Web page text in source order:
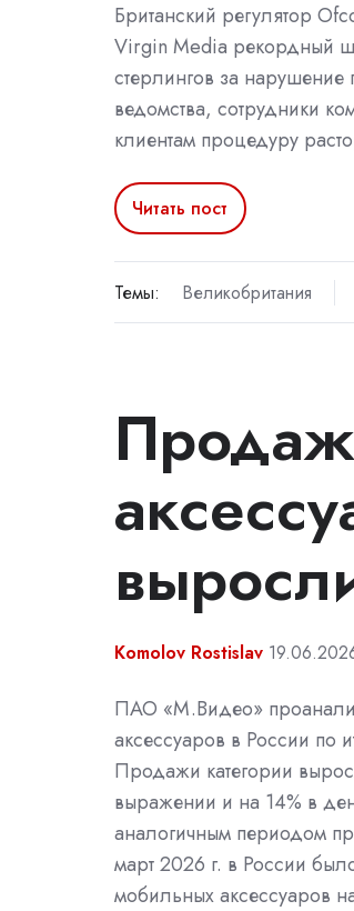
Британский регулятор
Virgin Media рекордный
стерлингов за
ведомства, сотрудники
клиентам процедуру
Читать пост
Темы: Великобритания
Komolov Rostislav
ПАО «М.Видео»
аксессуаров в России по
Продажи категории
выражении и на 14% в
аналогичным периодом
март 2026 г. в России
мобильных аксессуаров